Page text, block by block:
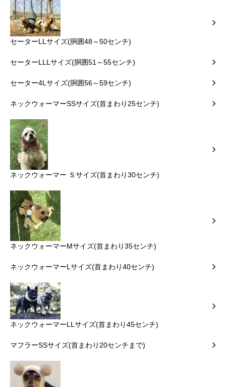
セーターLLサイズ(胴囲48～50センチ)
セーターLLLサイズ(胴囲51～55センチ)
セーター4Lサイズ(胴囲56～59センチ)
ネックウォーマーSSサイズ(首まわり25センチ)
ネックウォーマー Ｓサイズ(首まわり30センチ)
ネックウォーマーMサイズ(首まわり35センチ)
ネックウォーマーLサイズ(首まわり40センチ)
ネックウォーマーLLサイズ(首まわり45センチ)
マフラーSSサイズ(首まわり20センチまで)